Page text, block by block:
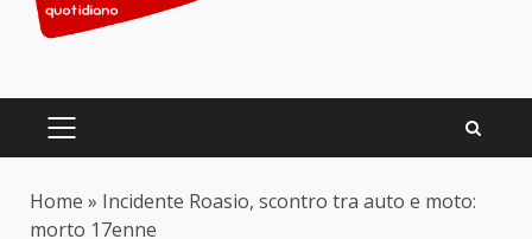
PRIMARY
Home » Incidente Roasio, scontro tra auto e moto:
morto 17enne